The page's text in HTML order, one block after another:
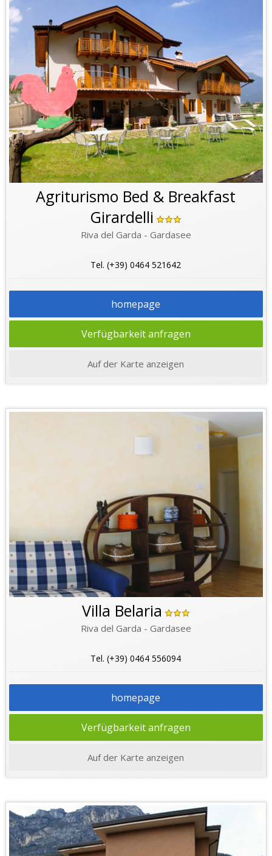
Agriturismo Bed & Breakfast
Girardelli
Riva del Garda - Gardasee
Tel. (+39) 0464 521642
homepage
Verfügbarkeit anfragen
Auf der Karte anzeigen
Villa Belaria
Riva del Garda - Gardasee
Tel. (+39) 0464 556094
homepage
Verfügbarkeit anfragen
Auf der Karte anzeigen